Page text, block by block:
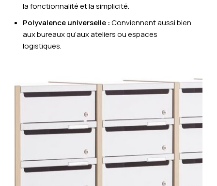
la fonctionnalité et la simplicité.
Polyvalence universelle :Conviennent aussi bien
aux bureaux qu’aux ateliers ou espaces
logistiques.